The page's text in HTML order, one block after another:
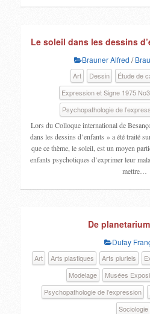
Le soleil dans les dessins
Brauner Alfred /
Art Dessin Étude de
Expression et Signe 1975 No3
Psychopathologie de
Lors du Colloque international de
dans les dessins d’enfants » a été traité
que ce thème, le soleil, est un moyen
enfants psychotiques d’exprimer leur
mettre…
De
Dufay
Art Arts plastiques Arts pluriels
Modelage
Musées
Psychopathologie de l’expression
Sociologie